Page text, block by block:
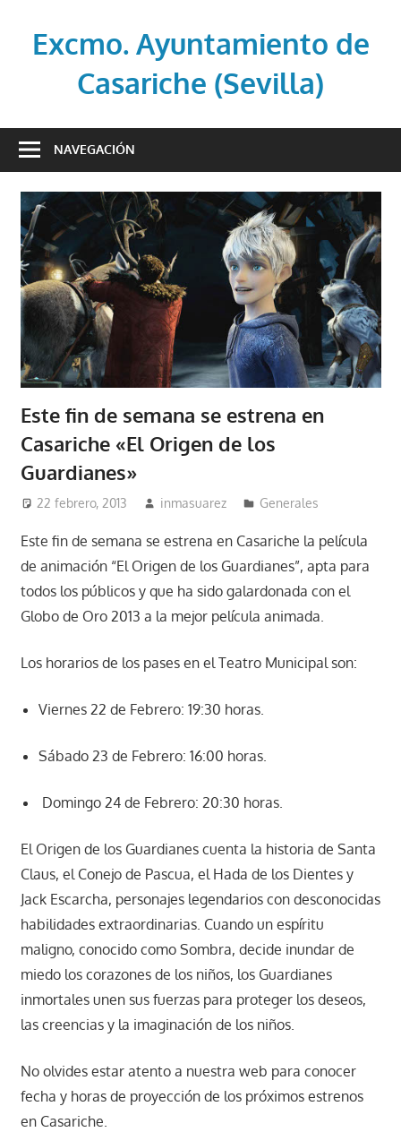
contenidoExcmo. Ayuntamiento de
Casariche (Sevilla)
oficial
Ayuntamiento
de
Casariche
(Sevilla)
NAVEGACIÓN
Este fin de semana se estrena en
Casariche «El Origen de los
Guardianes»
22 febrero, 2013 inmasuarez Generales
Este fin de semana se estrena en Casariche la película
de animación “El Origen de los Guardianes”, apta para
todos los públicos y que ha sido galardonada con el
Globo de Oro 2013 a la mejor película animada.
Los horarios de los pases en el Teatro Municipal son:
Viernes 22 de Febrero: 19:30 horas.
Sábado 23 de Febrero: 16:00 horas.
Domingo 24 de Febrero: 20:30 horas.
El Origen de los Guardianes cuenta la historia de Santa
Claus, el Conejo de Pascua, el Hada de los Dientes y
Jack Escarcha, personajes legendarios con desconocidas
habilidades extraordinarias. Cuando un espíritu
maligno, conocido como Sombra, decide inundar de
miedo los corazones de los niños, los Guardianes
inmortales unen sus fuerzas para proteger los deseos,
las creencias y la imaginación de los niños.
No olvides estar atento a nuestra web para conocer
fecha y horas de proyección de los próximos estrenos
en Casariche.